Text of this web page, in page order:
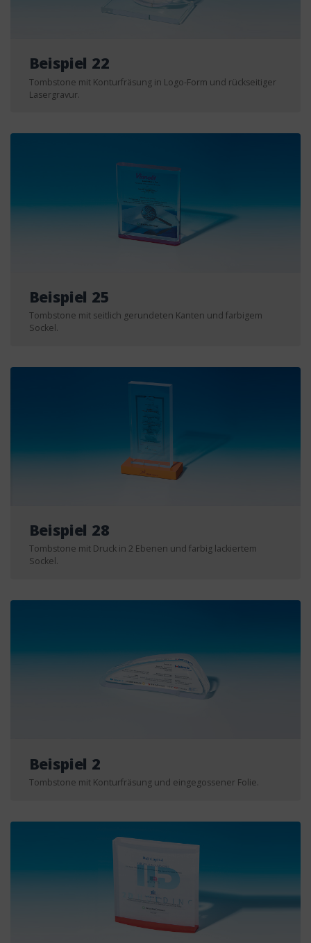
Beispiel 22
Tombstone mit Konturfräsung in Logo-Form und rückseitiger
Lasergravur.
Beispiel 25
Tombstone mit seitlich gerundeten Kanten und farbigem
Sockel.
Beispiel 28
Tombstone mit Druck in 2 Ebenen und farbig lackiertem
Sockel.
Beispiel 2
Tombstone mit Konturfräsung und eingegossener Folie.